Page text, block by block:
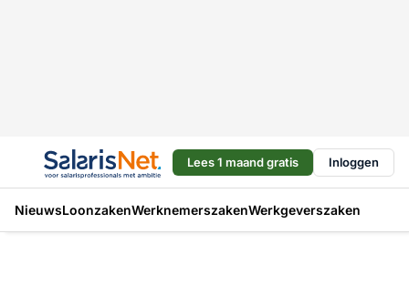
Lees 1 maand gratis Inloggen
NieuwsLoonzakenWerknemerszakenWerkgeverszaken